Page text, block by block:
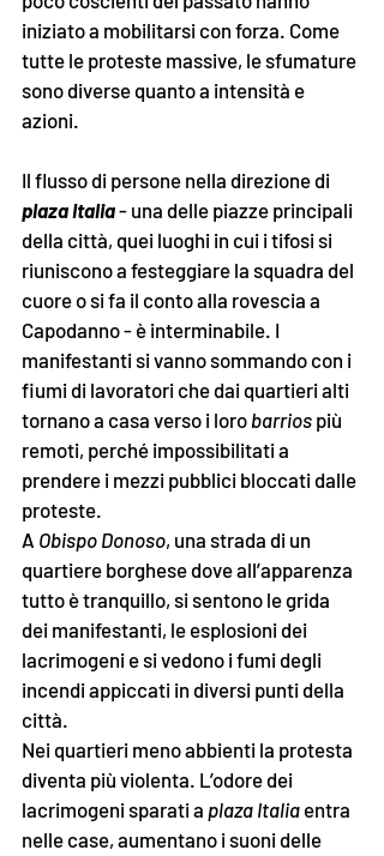
iniziato a mobilitarsi con forza. Come
tutte le proteste massive, le sfumature
sono diverse quanto a intensità e
azioni.
Il flusso di persone nella direzione di
plaza Italia - una delle piazze principali
della città, quei luoghi in cui i tifosi si
riuniscono a festeggiare la squadra del
cuore o si fa il conto alla rovescia a
Capodanno - è interminabile. I
manifestanti si vanno sommando con i
fiumi di lavoratori che dai quartieri alti
tornano a casa verso i loro barrios più
remoti, perché impossibilitati a
prendere i mezzi pubblici bloccati dalle
proteste.
A Obispo Donoso, una strada di un
quartiere borghese dove all’apparenza
tutto è tranquillo, si sentono le grida
dei manifestanti, le esplosioni dei
lacrimogeni e si vedono i fumi degli
incendi appiccati in diversi punti della
città.
Nei quartieri meno abbienti la protesta
diventa più violenta. L’odore dei
lacrimogeni sparati a plaza Italia entra
nelle case, aumentano i suoni delle